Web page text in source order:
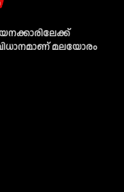
മലയോരം